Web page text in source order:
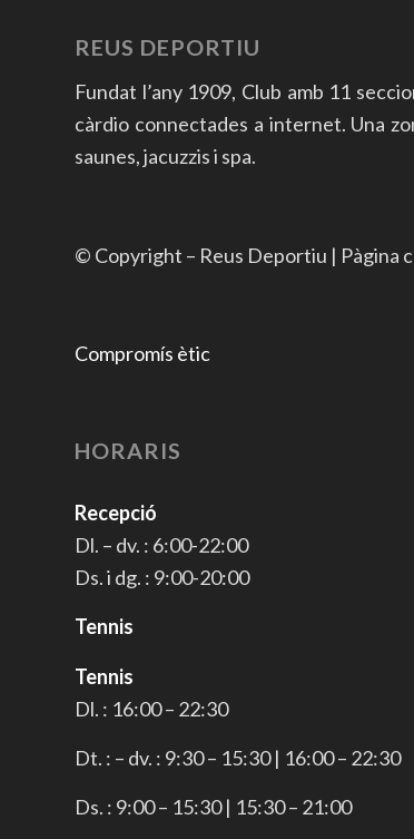
REUS DEPORTIU
Fundat l’any 1909, Club amb 11
càrdio connectades a internet. Una
saunes, jacuzzis i spa.
© Copyright – Reus Deportiu | Pàgina
Compromís ètic
HORARIS
Recepció
Dl. – dv. : 6:00-22:00
Ds. i dg. : 9:00-20:00
Tennis
Tennis
Dl. : 16:00 – 22:30
Dt. : – dv. : 9:30 – 15:30 | 16:00 – 22:30
Ds. : 9:00 – 15:30 | 15:30 – 21:00